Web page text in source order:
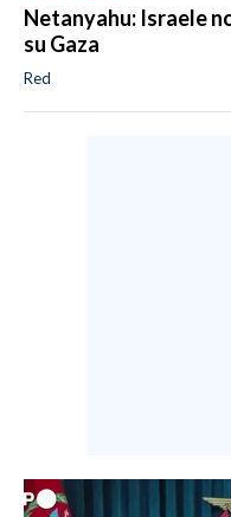
Netanyahu: Israele
su Gaza
Red